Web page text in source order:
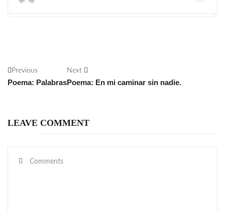
Previous
Poema: Palabras
Next
Poema: En mi caminar sin nadie.
LEAVE COMMENT